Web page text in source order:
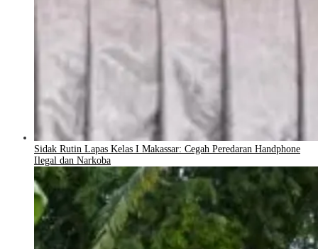
Sidak Rutin Lapas Kelas I Makassar: Cegah Peredaran Handphone
Ilegal dan Narkoba